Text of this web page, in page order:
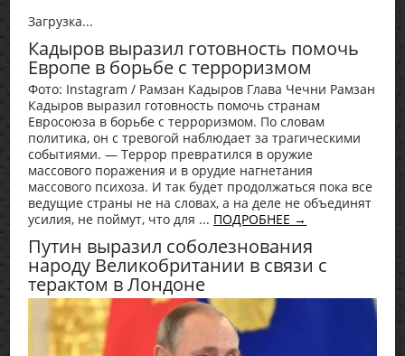
Загрузка...
Кадыров выразил готовность помочь
Европе в борьбе с терроризмом
Фото: Instagram / Рамзан Кадыров Глава Чечни Рамзан
Кадыров выразил готовность помочь странам
Евросоюза в борьбе с терроризмом. По словам
политика, он с тревогой наблюдает за трагическими
событиями. — Террор превратился в оружие
массового поражения и в орудие нагнетания
массового психоза. И так будет продолжаться пока все
ведущие страны не на словах, а на деле не объединят
усилия, не поймут, что для ... ПОДРОБНЕЕ →
Путин выразил соболезнования
народу Великобритании в связи с
терактом в Лондоне